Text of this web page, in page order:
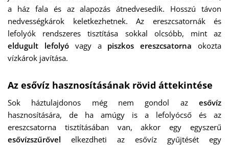
a ház fala és az alapozás átnedvesedik. Hosszú távon
nedvességkárok keletkezhetnek. Az ereszcsatornák és
lefolyók rendszeres tisztítása sokkal olcsóbb, mint az
eldugult lefolyóvagy a piszkos ereszcsatorna okozta
vízkárok javítása.
Az esővíz hasznosításának rövid áttekintése
Sok háztulajdonos még nem gondol az esővíz
hasznosítására, de ha amúgy is a lefolyócső és az
ereszcsatorna tisztításában van, akkor egy egyszerű
esővízszűrővel elkezdheti az esővíz gyűjtését egy